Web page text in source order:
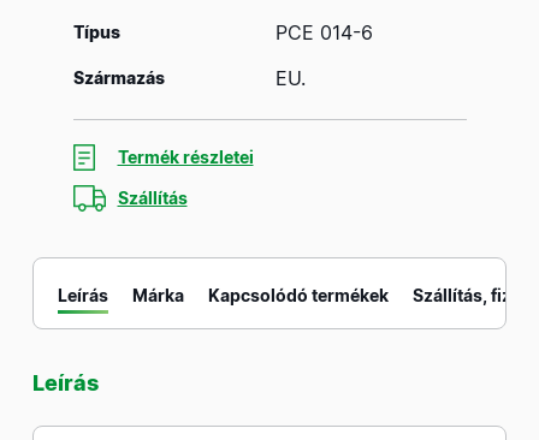
Típus PCE 014-6
Származás EU.
Termék részletei
Szállítás
Leírás Márka Kapcsolódó termékek Szállítás,
Leírás